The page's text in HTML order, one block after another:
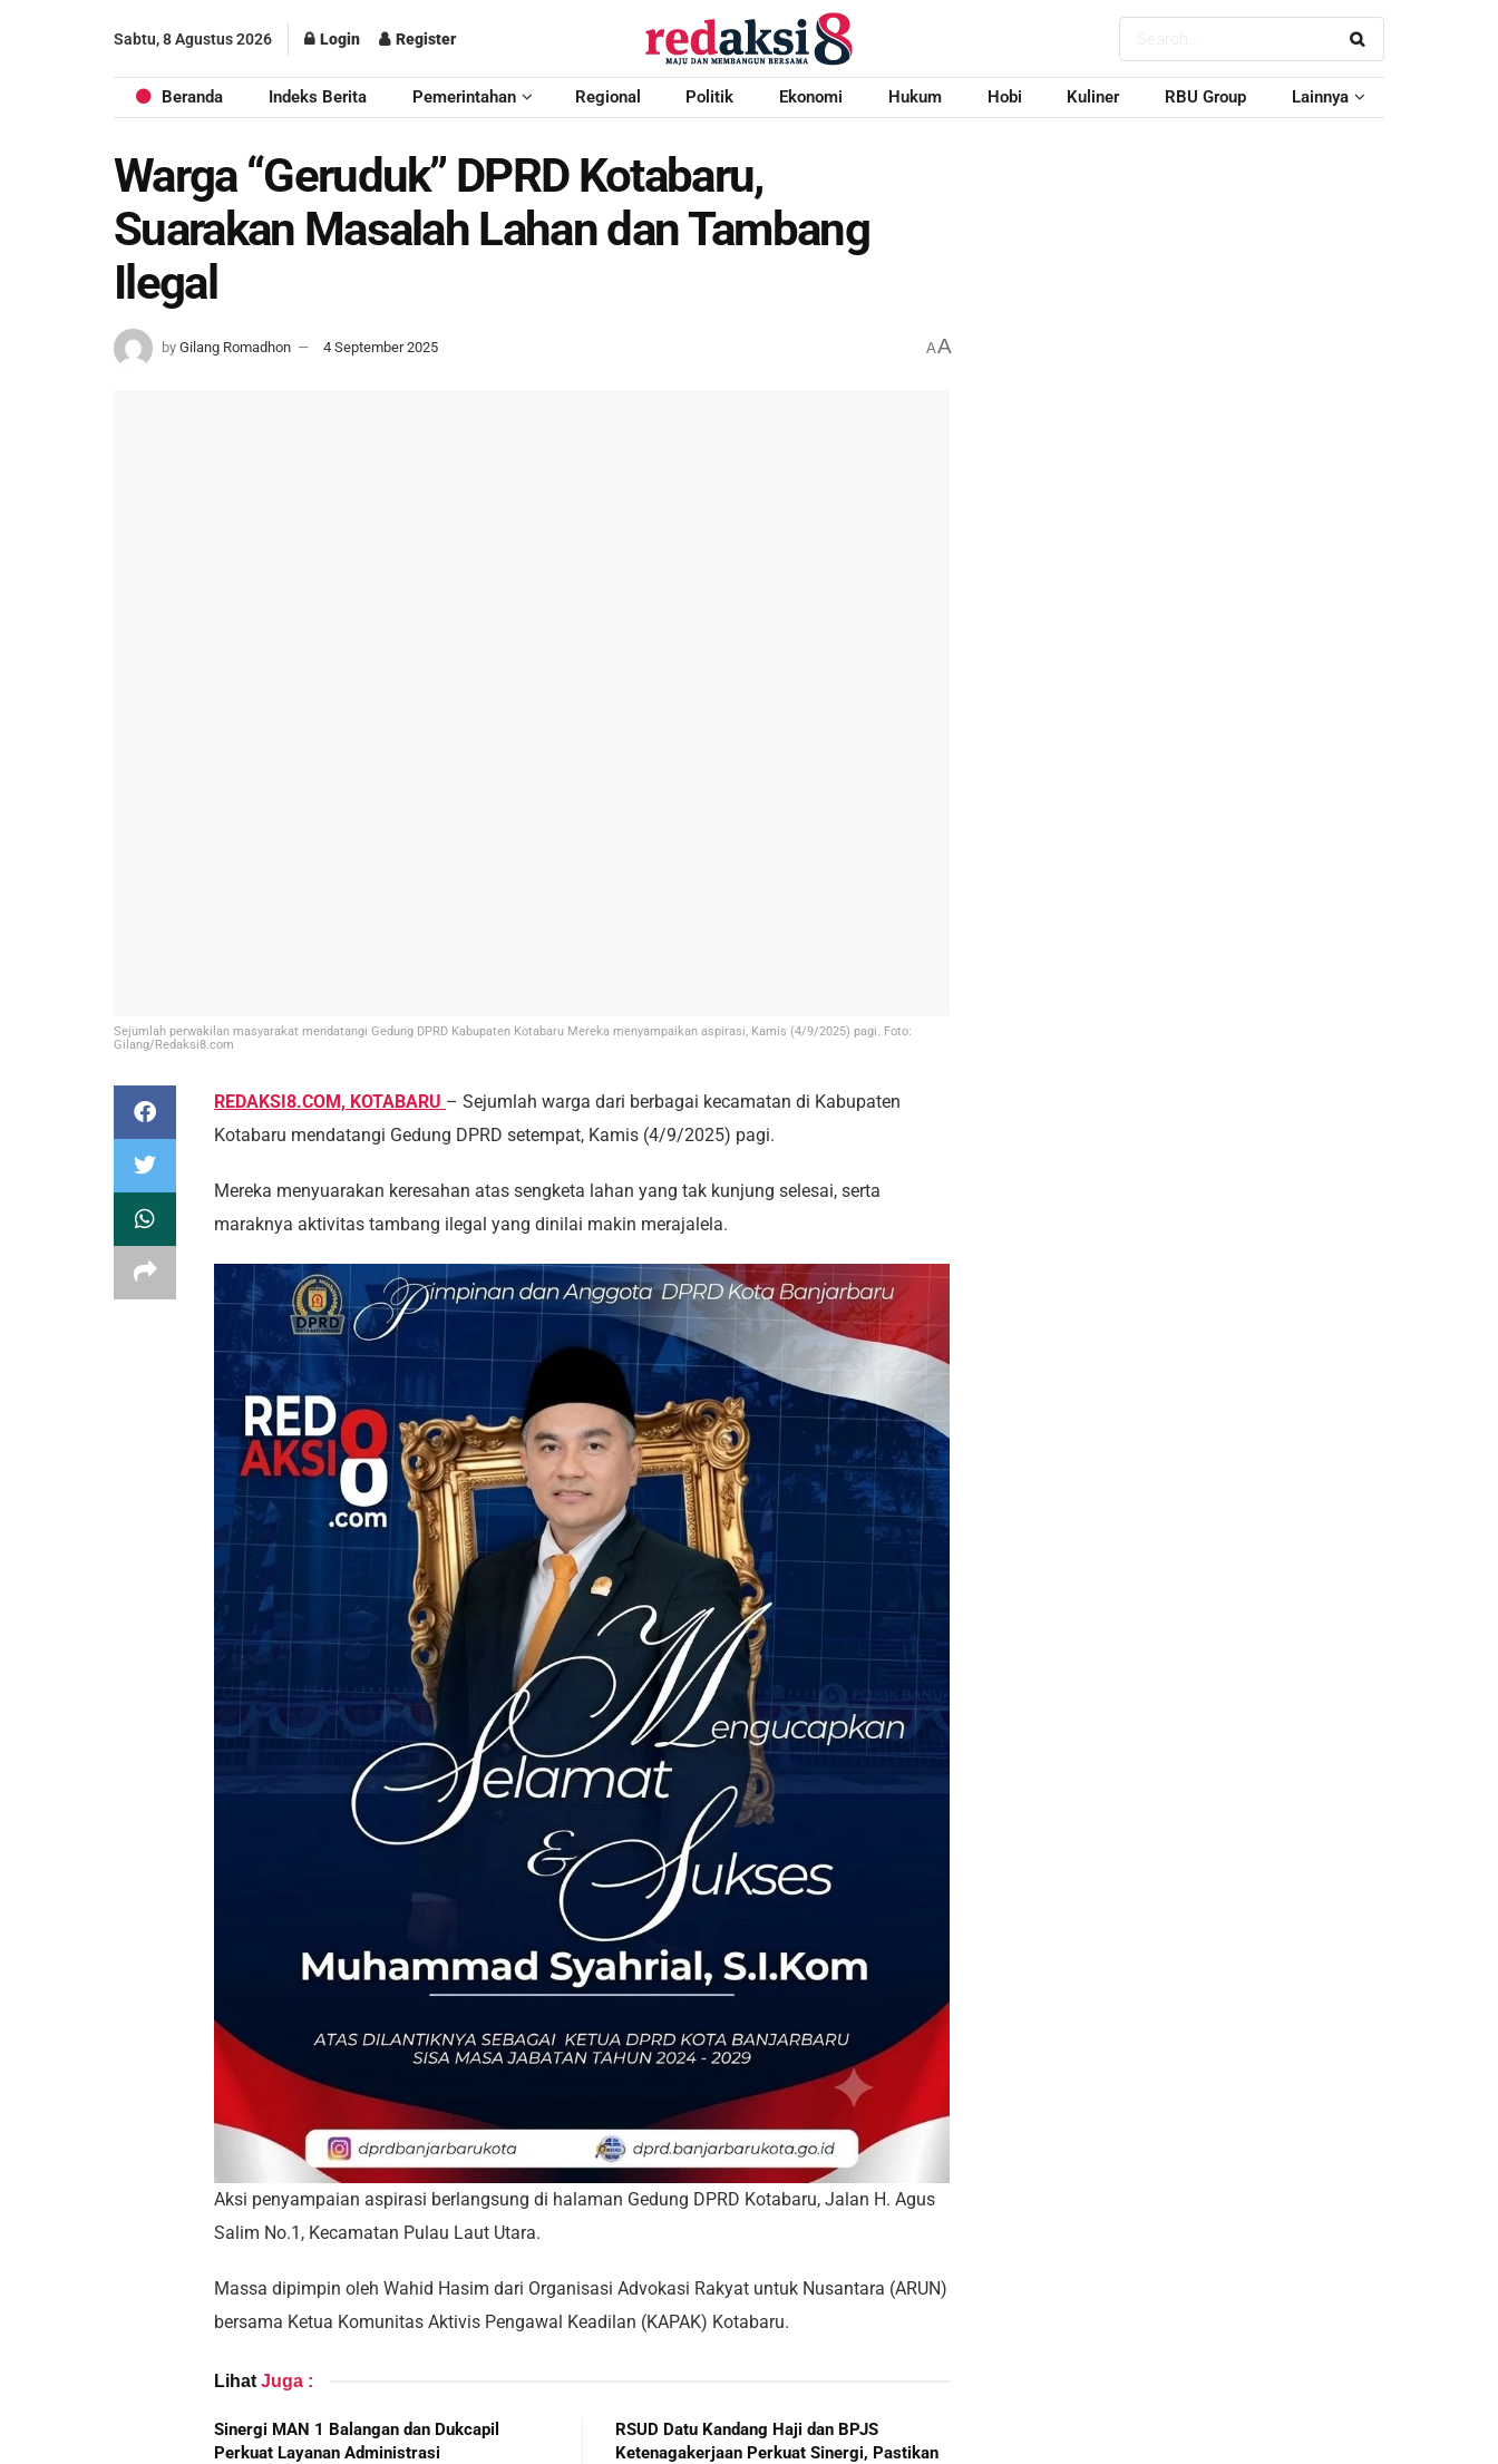
Sabtu, 8 Agustus 2026 Login Register
Beranda Indeks Berita Pemerintahan Regional Politik Ekonomi Hukum Hobi Kuliner RBU Group Lainnya
Warga “Geruduk” DPRD Kotabaru,
Suarakan Masalah Lahan dan Tambang
Ilegal
by Gilang Romadhon 4 September 2025 AA
Sejumlah perwakilan masyarakat mendatangi Gedung DPRD Kabupaten Kotabaru Mereka menyampaikan aspirasi, Kamis (4/9/2025) pagi. Foto:
Gilang/Redaksi8.com
REDAKSI8.COM, KOTABARU – Sejumlah warga dari berbagai kecamatan di Kabupaten
Kotabaru mendatangi Gedung DPRD setempat, Kamis (4/9/2025) pagi.
Mereka menyuarakan keresahan atas sengketa lahan yang tak kunjung selesai, serta
maraknya aktivitas tambang ilegal yang dinilai makin merajalela.
Aksi penyampaian aspirasi berlangsung di halaman Gedung DPRD Kotabaru, Jalan H. Agus
Salim No.1, Kecamatan Pulau Laut Utara.
Massa dipimpin oleh Wahid Hasim dari Organisasi Advokasi Rakyat untuk Nusantara (ARUN)
bersama Ketua Komunitas Aktivis Pengawal Keadilan (KAPAK) Kotabaru.
Lihat Juga :
Sinergi MAN 1 Balangan dan Dukcapil
Perkuat Layanan Administrasi
RSUD Datu Kandang Haji dan BPJS
Ketenagakerjaan Perkuat Sinergi, Pastikan